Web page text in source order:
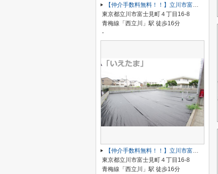
【仲介手数料無料！！】立川市富士見町4丁目 建築条件付き売地（全2区画）No2区画 3890万円
東京都立川市富士見町４丁目16-8
青梅線「西立川」駅 徒歩16分
-
【仲介手数料無料！！】立川市富士見町4丁目 建築条件付き売地（全2区画）No1区画 3790万円
東京都立川市富士見町４丁目16-8
青梅線「西立川」駅 徒歩16分